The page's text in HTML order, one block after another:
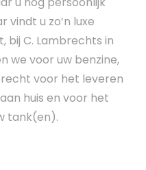
vindt u zo’n luxe
bij C. Lambrechts in
we voor uw benzine,
voor het leveren
huis en voor het
tank(en).